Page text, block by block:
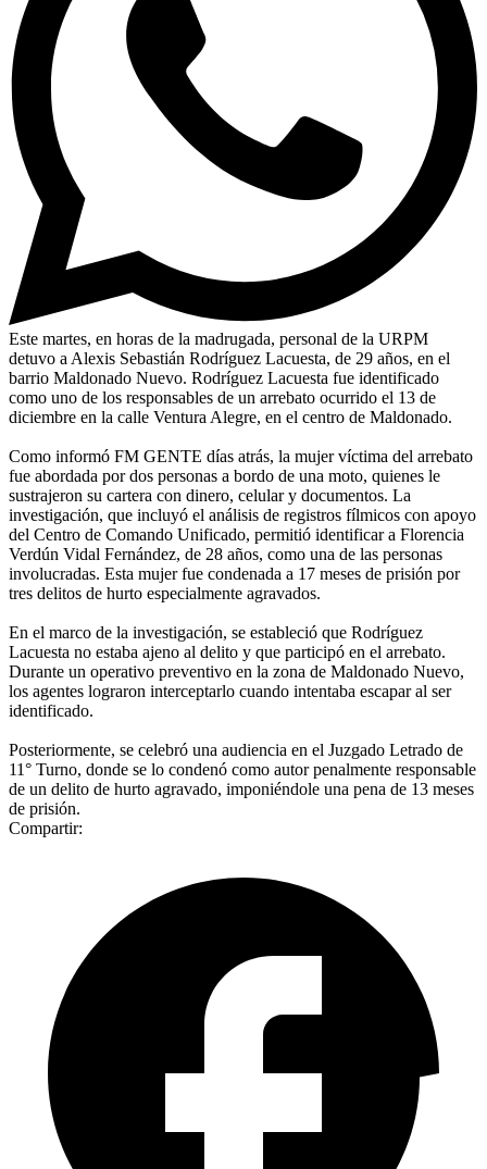
Este martes, en horas de la madrugada, personal de la URPM
detuvo a Alexis Sebastián Rodríguez Lacuesta, de 29 años, en el
barrio Maldonado Nuevo. Rodríguez Lacuesta fue identificado
como uno de los responsables de un arrebato ocurrido el 13 de
diciembre en la calle Ventura Alegre, en el centro de Maldonado.
Como informó FM GENTE días atrás, la mujer víctima del arrebato
fue abordada por dos personas a bordo de una moto, quienes le
sustrajeron su cartera con dinero, celular y documentos. La
investigación, que incluyó el análisis de registros fílmicos con apoyo
del Centro de Comando Unificado, permitió identificar a Florencia
Verdún Vidal Fernández, de 28 años, como una de las personas
involucradas. Esta mujer fue condenada a 17 meses de prisión por
tres delitos de hurto especialmente agravados.
En el marco de la investigación, se estableció que Rodríguez
Lacuesta no estaba ajeno al delito y que participó en el arrebato.
Durante un operativo preventivo en la zona de Maldonado Nuevo,
los agentes lograron interceptarlo cuando intentaba escapar al ser
identificado.
Posteriormente, se celebró una audiencia en el Juzgado Letrado de
11° Turno, donde se lo condenó como autor penalmente responsable
de un delito de hurto agravado, imponiéndole una pena de 13 meses
de prisión.
Compartir: